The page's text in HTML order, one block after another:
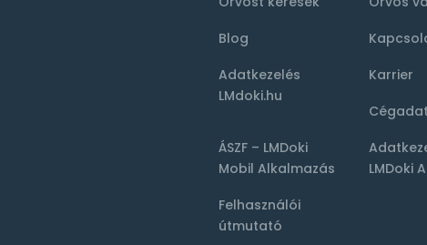
Blog
Adatkezelés
LMdoki.hu
Karrier
ÁSZF – LMDoki
Mobil Alkalmazás
LMDoki
Felhasználói
útmutató